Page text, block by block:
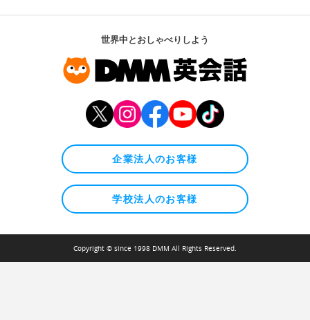
世界中とおしゃべりしよう
企業法人のお客様
学校法人のお客様
Copyright © since 1998 DMM All Rights Reserved.